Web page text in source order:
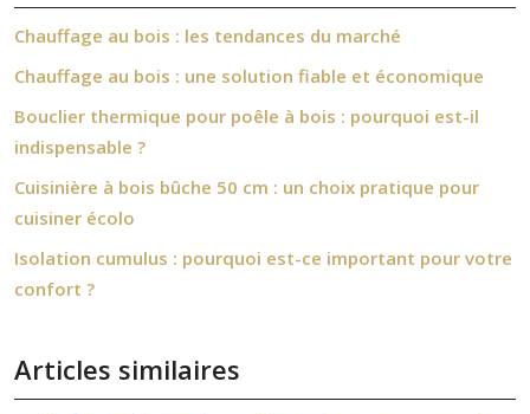
Chauffage au bois : les tendances du marché
Chauffage au bois : une solution fiable et économique
Bouclier thermique pour poêle à bois : pourquoi est-il
indispensable ?
Cuisinière à bois bûche 50 cm : un choix pratique pour
cuisiner écolo
Isolation cumulus : pourquoi est-ce important pour votre
confort ?
Articles similaires